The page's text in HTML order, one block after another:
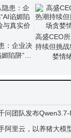
创中
：企业决
陷阱”，
高盛CEO
持续但挑战
婪情
问团队发布
球排名亮眼
阿里云，以养猪大模